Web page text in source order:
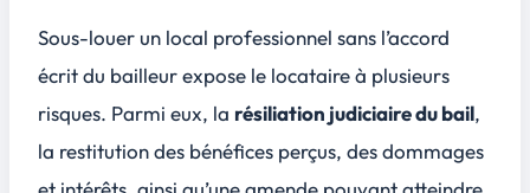
Sous-louer un local professionnel sans l’accord
écrit du bailleur expose le locataire à plusieurs
risques. Parmi eux, la résiliation judiciaire du bail,
la restitution des bénéfices perçus, desdommages